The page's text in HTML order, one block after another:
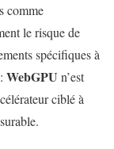
comme
le risque de
spécifiques à
WebGPU n’est
ciblé à